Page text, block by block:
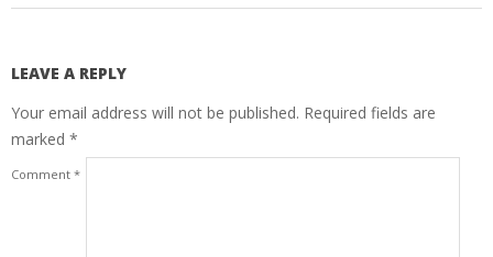
LEAVE A REPLY
Your email address will not be published. Required fields are
marked *
Comment *